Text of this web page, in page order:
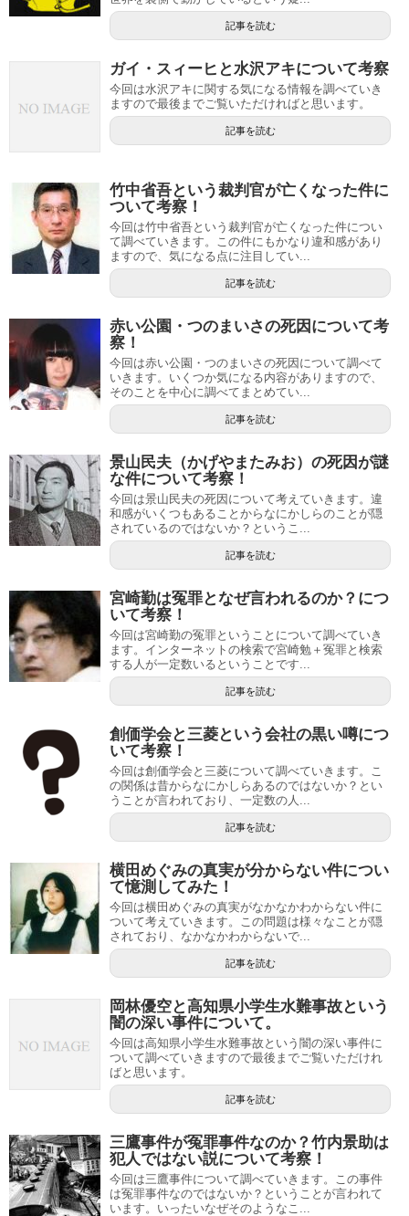
記事を読む
ガイ・スィーヒと水沢アキについて考察
今回は水沢アキに関する気になる情報を調べていき
ますので最後までご覧いただければと思います。
記事を読む
竹中省吾という裁判官が亡くなった件に
ついて考察！
今回は竹中省吾という裁判官が亡くなった件につい
て調べていきます。この件にもかなり違和感があり
ますので、気になる点に注目してい...
記事を読む
赤い公園・つのまいさの死因について考
察！
今回は赤い公園・つのまいさの死因について調べて
いきます。いくつか気になる内容がありますので、
そのことを中心に調べてまとめてい...
記事を読む
景山民夫（かげやまたみお）の死因が謎
な件について考察！
今回は景山民夫の死因について考えていきます。違
和感がいくつもあることからなにかしらのことが隠
されているのではないか？というこ...
記事を読む
宮崎勤は冤罪となぜ言われるのか？につ
いて考察！
今回は宮崎勤の冤罪ということについて調べていき
ます。インターネットの検索で宮崎勉＋冤罪と検索
する人が一定数いるということです...
記事を読む
創価学会と三菱という会社の黒い噂につ
いて考察！
今回は創価学会と三菱について調べていきます。こ
の関係は昔からなにかしらあるのではないか？とい
うことが言われており、一定数の人...
記事を読む
横田めぐみの真実が分からない件につい
て憶測してみた！
今回は横田めぐみの真実がなかなかわからない件に
ついて考えていきます。この問題は様々なことが隠
されており、なかなかわからないで...
記事を読む
岡林優空と高知県小学生水難事故という
闇の深い事件について。
今回は高知県小学生水難事故という闇の深い事件に
ついて調べていきますので最後までご覧いただけれ
ばと思います。
記事を読む
三鷹事件が冤罪事件なのか？竹内景助は
犯人ではない説について考察！
今回は三鷹事件について調べていきます。この事件
は冤罪事件なのではないか？ということが言われて
います。いったいなぜそのようなこ...